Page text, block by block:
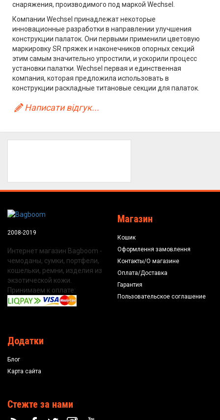
снаряжения, производимого под маркой Wechsel.
Компании Wechsel принадлежат некоторые
инновационные разработки в направлении улучшения
конструкции палаток. Они первыми применили цветовую
маркировку SR пряжек и наконечников опорных секций
этим самым значительно упростили, и ускорили процесс
установки палатки. Wechsel первая и единственная
компания, которая предложила использовать в
конструкции раскладные титановые секции для палаток.
Написати відгук...
2008-2019
Интернет магазин Bagboom -
чемоданы, сумки, портфели,
кошельки, ремни, изделия из
экзотической кожи.
Принимаем к оплате:
Магазин
Кошик
Оформлення замовлення
Контакты/О магазине
Оплата/Доставка
Гарантия
Пользовательское соглашение
Додатки
Блог
Карта сайта
Стежте за нами